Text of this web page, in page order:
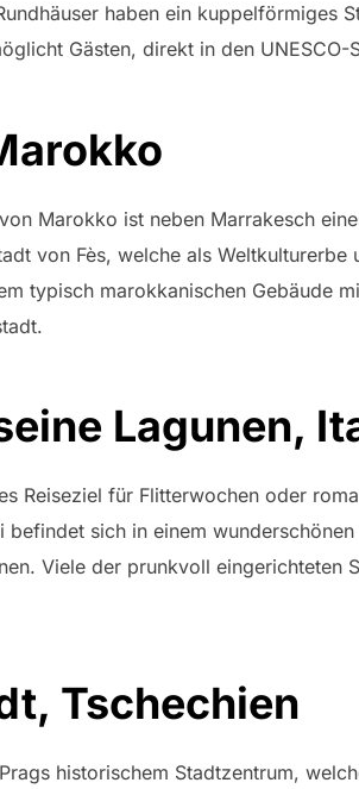
haben ein kuppelförmiges
Gästen, direkt in den UNESCO-
Marokko ist neben Marrakesch
von Fès, welche als
typisch marokkanischen Gebäude
Lagunen,
Reiseziel für Flitterwochen oder
befindet sich in einem
Viele der prunkvoll eingerichteten
Tschechien
historischem Stadtzentrum,